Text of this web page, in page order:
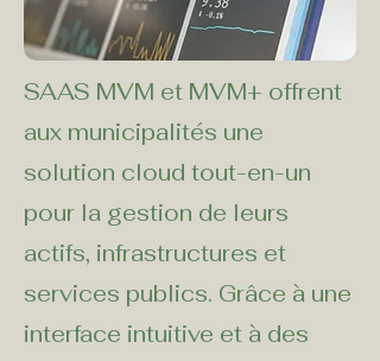
SAAS MVM et MVM+ offrent
aux municipalités une
solution cloud tout-en-un
pour la gestion de leurs
actifs, infrastructures et
services publics. Grâce à une
interface intuitive et à des